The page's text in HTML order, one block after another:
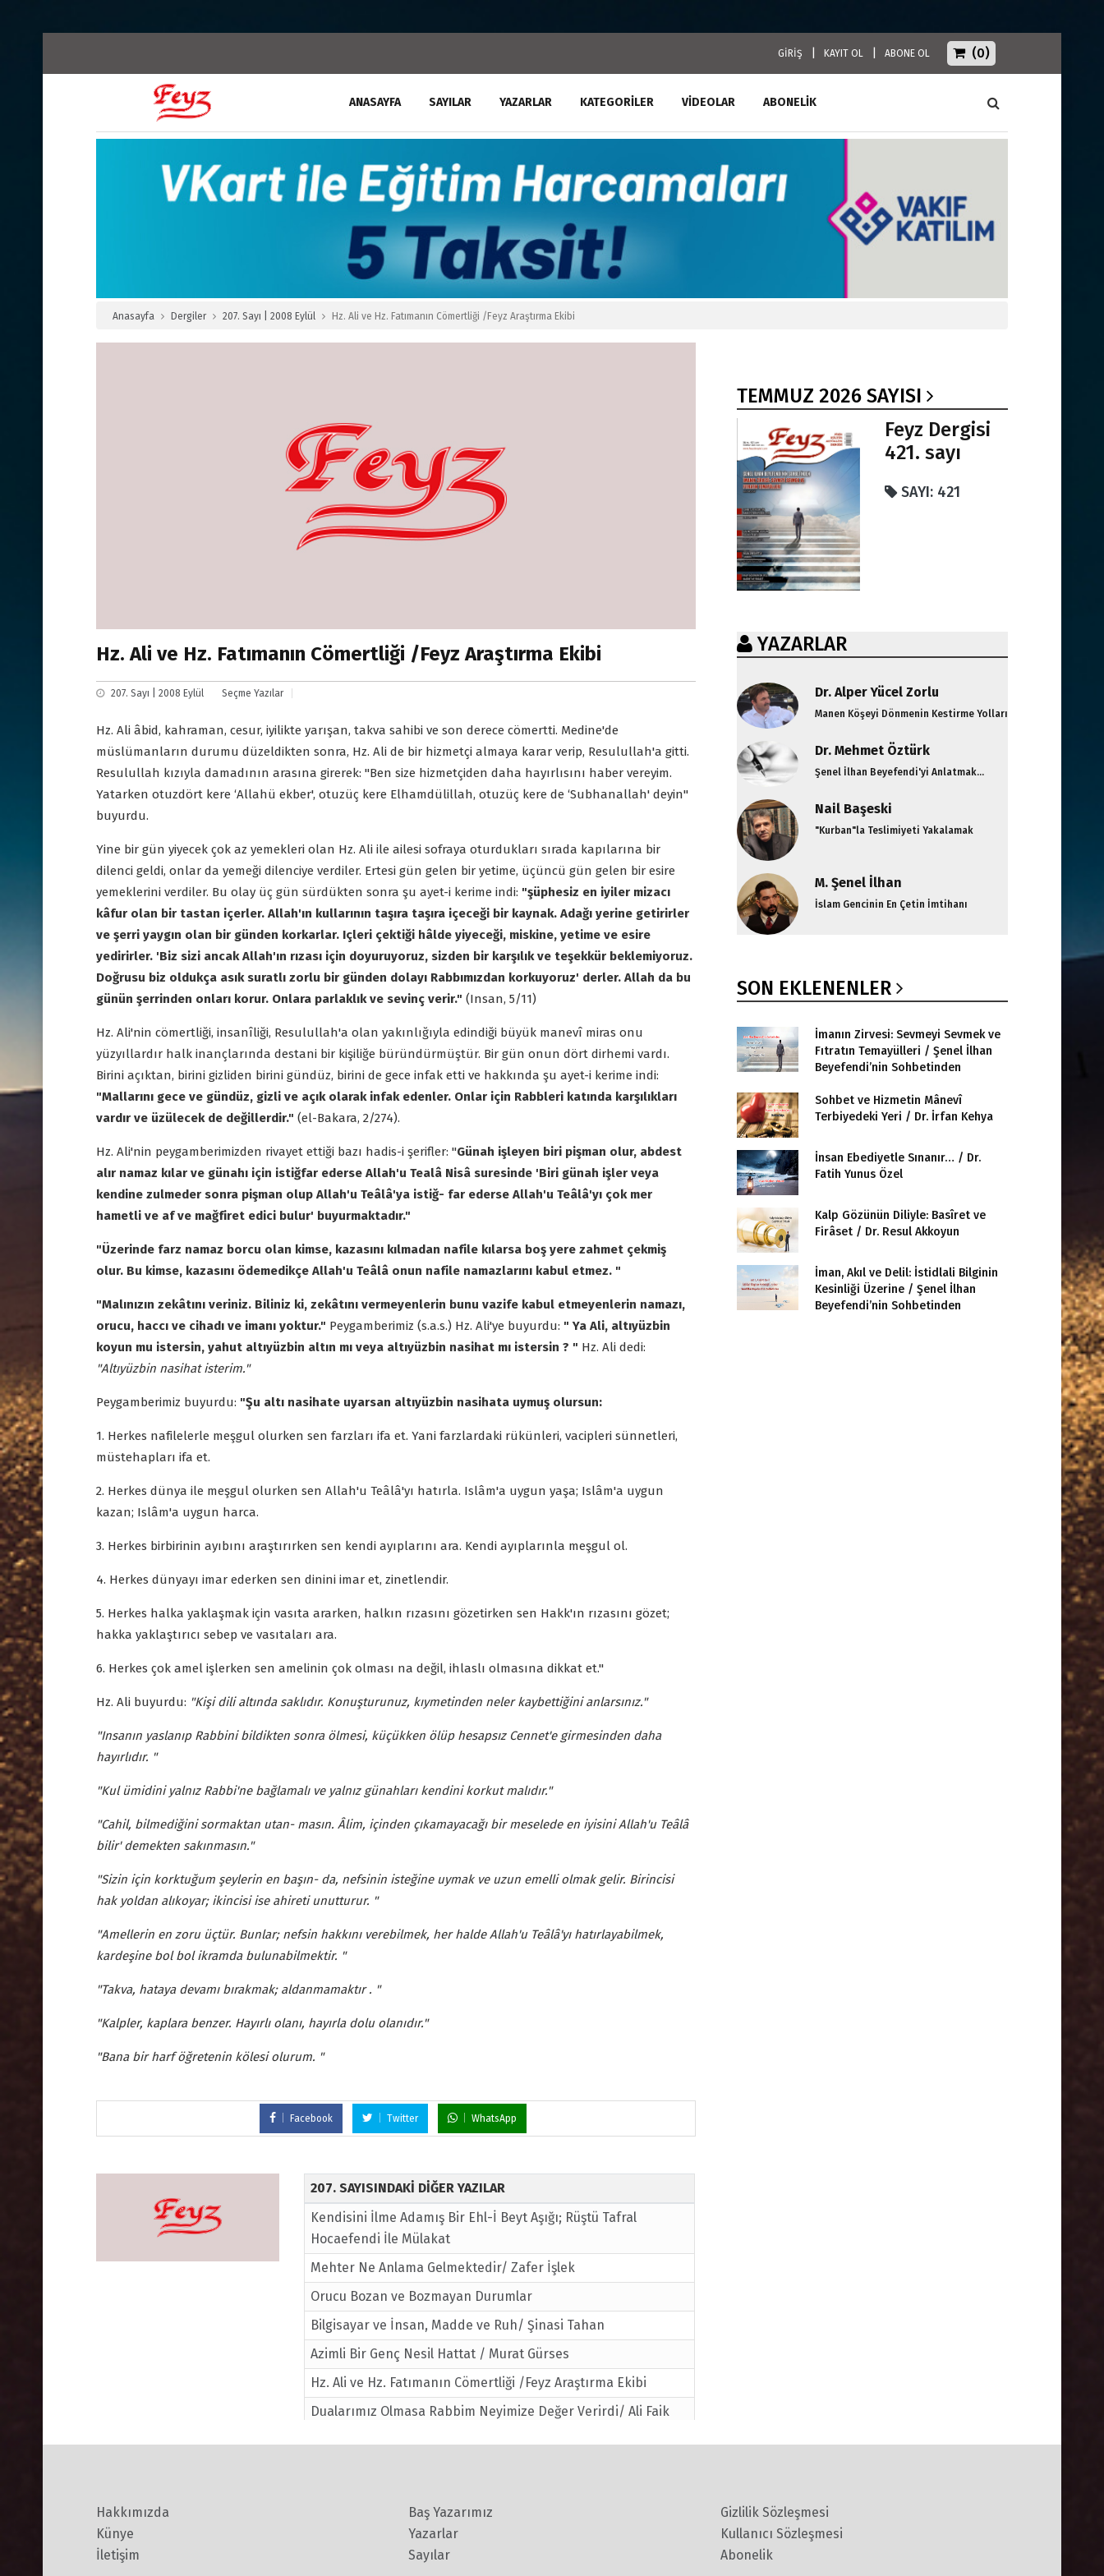
GİRİŞ KAYIT OL ABONE OL (0)
ANASAYFA SAYILAR YAZARLAR KATEGORILER VIDEOLAR ABONELİK
Anasayfa Dergiler 207. Sayı | 2008 Eylül Hz. Ali ve Hz. Fatımanın Cömertliği /Feyz Araştırma Ekibi
Hz. Ali ve Hz. Fatımanın Cömertliği /Feyz Araştırma Ekibi
207. Sayı | 2008 Eylül Seçme Yazılar
Hz. Ali âbid, kahraman, cesur, iyilikte yarışan, takva sahibi ve son derece cömertti. Medine'de
müslümanların durumu düzeldikten sonra, Hz. Ali de bir hizmetçi almaya karar verip, Resulullah'a gitti.
Resulullah kızıyla damadının arasına girerek: "Ben size hizmetçiden daha hayırlısını haber vereyim.
Yatarken otuzdört kere ‘Allahü ekber', otuzüç kere Elhamdülillah, otuzüç kere de ‘Subhanallah' deyin"
buyurdu.
Yine bir gün yiyecek çok az yemekleri olan Hz. Ali ile ailesi sofraya oturdukları sırada kapılarına bir
dilenci geldi, onlar da yemeği dilenciye verdiler. Ertesi gün gelen bir yetime, üçüncü gün gelen bir esire
yemeklerini verdiler. Bu olay üç gün sürdükten sonra şu ayet-i kerime indi: "şüphesiz en iyiler mizacı
kâfur olan bir tastan içerler. Allah'ın kullarının taşıra taşıra içeceği bir kaynak. Adağı yerine getirirler
ve şerri yaygın olan bir günden korkarlar. Içleri çektiği hâlde yiyeceği, miskine, yetime ve esire
yedirirler. 'Biz sizi ancak Allah'ın rızası için doyuruyoruz, sizden bir karşılık ve teşekkür beklemiyoruz.
Doğrusu biz oldukça asık suratlı zorlu bir günden dolayı Rabbımızdan korkuyoruz' derler. Allah da bu
günün şerrinden onları korur. Onlara parlaklık ve sevinç verir." (Insan, 5/11)
Hz. Ali'nin cömertliği, insanîliği, Resulullah'a olan yakınlığıyla edindiği büyük manevî miras onu
yüzyıllardır halk inançlarında destani bir kişiliğe büründürmüştür. Bir gün onun dört dirhemi vardı.
Birini açıktan, birini gizliden birini gündüz, birini de gece infak etti ve hakkında şu ayet-i kerime indi:
"Mallarını gece ve gündüz, gizli ve açık olarak infak edenler. Onlar için Rabbleri katında karşılıkları
vardır ve üzülecek de değillerdir." (el-Bakara, 2/274).
Hz. Ali'nin peygamberimizden rivayet ettiği bazı hadis-i şerifler: "Günah işleyen biri pişman olur, abdest
alır namaz kılar ve günahı için istiğfar ederse Allah'u Tealâ Nisâ suresinde 'Biri günah işler veya
kendine zulmeder sonra pişman olup Allah'u Teâlâ'ya istiğ- far ederse Allah'u Teâlâ'yı çok mer
hametli ve af ve mağfiret edici bulur' buyurmaktadır."
"Üzerinde farz namaz borcu olan kimse, kazasını kılmadan nafile kılarsa boş yere zahmet çekmiş
olur. Bu kimse, kazasını ödemedikçe Allah'u Teâlâ onun nafile namazlarını kabul etmez. "
"Malınızın zekâtını veriniz. Biliniz ki, zekâtını vermeyenlerin bunu vazife kabul etmeyenlerin namazı,
orucu, haccı ve cihadı ve imanı yoktur." Peygamberimiz (s.a.s.) Hz. Ali'ye buyurdu: " Ya Ali, altıyüzbin
koyun mu istersin, yahut altıyüzbin altın mı veya altıyüzbin nasihat mı istersin ? " Hz. Ali dedi:
"Altıyüzbin nasihat isterim."
Peygamberimiz buyurdu: "Şu altı nasihate uyarsan altıyüzbin nasihata uymuş olursun:
1. Herkes nafilelerle meşgul olurken sen farzları ifa et. Yani farzlardaki rükünleri, vacipleri sünnetleri,
müstehapları ifa et.
2. Herkes dünya ile meşgul olurken sen Allah'u Teâlâ'yı hatırla. Islâm'a uygun yaşa; Islâm'a uygun
kazan; Islâm'a uygun harca.
3. Herkes birbirinin ayıbını araştırırken sen kendi ayıplarını ara. Kendi ayıplarınla meşgul ol.
4. Herkes dünyayı imar ederken sen dinini imar et, zinetlendir.
5. Herkes halka yaklaşmak için vasıta ararken, halkın rızasını gözetirken sen Hakk'ın rızasını gözet;
hakka yaklaştırıcı sebep ve vasıtaları ara.
6. Herkes çok amel işlerken sen amelinin çok olması na değil, ihlaslı olmasına dikkat et."
Hz. Ali buyurdu: "Kişi dili altında saklıdır. Konuşturunuz, kıymetinden neler kaybettiğini anlarsınız."
"Insanın yaslanıp Rabbini bildikten sonra ölmesi, küçükken ölüp hesapsız Cennet'e girmesinden daha
hayırlıdır. "
"Kul ümidini yalnız Rabbi'ne bağlamalı ve yalnız günahları kendini korkut malıdır."
"Cahil, bilmediğini sormaktan utan- masın. Âlim, içinden çıkamayacağı bir meselede en iyisini Allah'u Teâlâ
bilir' demekten sakınmasın."
"Sizin için korktuğum şeylerin en başın- da, nefsinin isteğine uymak ve uzun emelli olmak gelir. Birincisi
hak yoldan alıkoyar; ikincisi ise ahireti unutturur. "
"Amellerin en zoru üçtür. Bunlar; nefsin hakkını verebilmek, her halde Allah'u Teâlâ'yı hatırlayabilmek,
kardeşine bol bol ikramda bulunabilmektir. "
"Takva, hataya devamı bırakmak; aldanmamaktır . "
"Kalpler, kaplara benzer. Hayırlı olanı, hayırla dolu olanıdır."
"Bana bir harf öğretenin kölesi olurum. "
Facebook Twitter WhatsApp
207. SAYISINDAKİ DİĞER YAZILAR
Kendisini İlme Adamış Bir Ehl-İ Beyt Aşığı; Rüştü Tafral
Hocaefendi İle Mülakat
Mehter Ne Anlama Gelmektedir/ Zafer İşlek
Orucu Bozan ve Bozmayan Durumlar
Bilgisayar ve İnsan, Madde ve Ruh/ Şinasi Tahan
Azimli Bir Genç Nesil Hattat / Murat Gürses
Hz. Ali ve Hz. Fatımanın Cömertliği /Feyz Araştırma Ekibi
Dualarımız Olmasa Rabbim Neyimize Değer Verirdi/ Ali Faik
İnsan Olma İmtiyazı ve Duygu Anaforunda İnsan
TEMMUZ 2026 SAYISI
Feyz Dergisi
421. sayı
SAYI: 421
YAZARLAR
Dr. Alper Yücel Zorlu
Manen Köşeyi Dönmenin Kestirme Yolları
Dr. Mehmet Öztürk
Şenel İlhan Beyefendi'yi Anlatmak...
Nail Başeski
"Kurban"la Teslimiyeti Yakalamak
M. Şenel İlhan
İslam Gencinin En Çetin İmtihanı
SON EKLENENLER
İmanın Zirvesi: Sevmeyi Sevmek ve
Fıtratın Temayülleri / Şenel İlhan
Beyefendi’nin Sohbetinden
Sohbet ve Hizmetin Mânevî
Terbiyedeki Yeri / Dr. İrfan Kehya
İnsan Ebediyetle Sınanır… / Dr.
Fatih Yunus Özel
Kalp Gözünün Diliyle: Basîret ve
Firâset / Dr. Resul Akkoyun
İman, Akıl ve Delil: İstidlali Bilginin
Kesinliği Üzerine / Şenel İlhan
Beyefendi’nin Sohbetinden
Hakkımızda
Künye
İletişim
Baş Yazarımız
Yazarlar
Sayılar
Gizlilik Sözleşmesi
Kullanıcı Sözleşmesi
Abonelik